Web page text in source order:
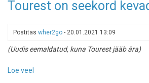
Tourest
jääb
Tourest on seekord
Postitas wher2go - 20.01.2021 13:09
(Uudis eemaldatud, kuna Tourest jääb ära)
Loe veel